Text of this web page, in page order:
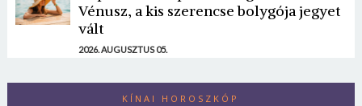
Vénusz, a kis szerencse bolygója jegyet
vált
2026. AUGUSZTUS 05.
KÍNAI HOROSZKÓP